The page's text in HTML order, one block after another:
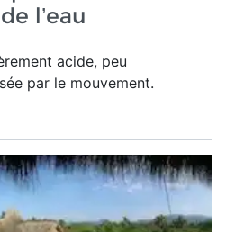
l’eau
acide, peu
par le mouvement.